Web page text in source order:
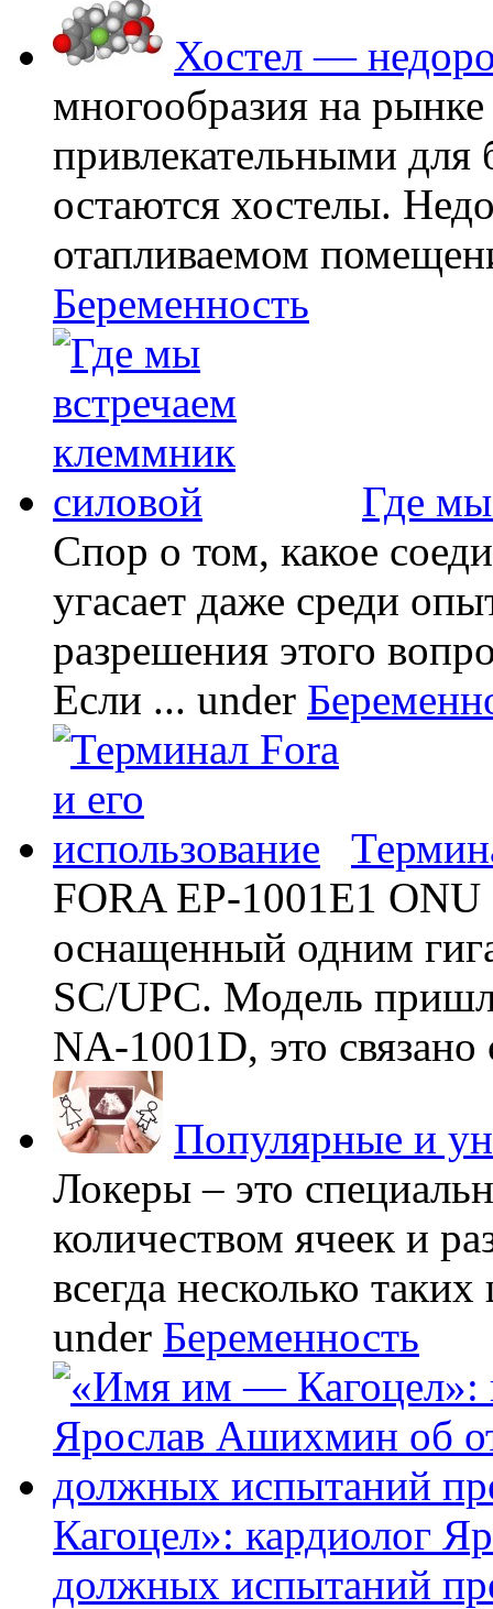
Хостел —
многообразия на
привлекательными
остаются хостелы.
отапливаемом
Беременность
Где
Спор о том, какое
угасает даже среди
разрешения этого
Если ... under
FORA EP-1001E1 ONU
оснащенный одним
SC/UPC. Модель
NA-1001D, это связано
Популярные и
Локеры – это
количеством ячеек и
всегда несколько
under Беременность
Кагоцел»: кардиолог
должных испытаний